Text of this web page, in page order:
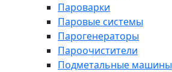
Пароварки
Паровые системы
Парогенераторы
Пароочистители
Подметальные машины